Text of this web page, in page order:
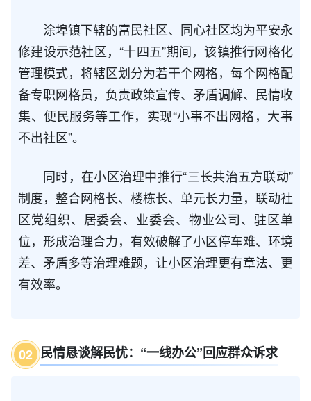
涂埠镇下辖的富民社区、同心社区均为平安永
修建设示范社区，“十四五”期间，该镇推行网格化
管理模式，将辖区划分为若干个网格，每个网格配
备专职网格员，负责政策宣传、矛盾调解、民情收
集、便民服务等工作，实现“小事不出网格，大事
不出社区”。
同时，在小区治理中推行“三长共治五方联动”
制度，整合网格长、楼栋长、单元长力量，联动社
区党组织、居委会、业委会、物业公司、驻区单
位，形成治理合力，有效破解了小区停车难、环境
差、矛盾多等治理难题，让小区治理更有章法、更
有效率。
02 民情恳谈解民忧：“一线办公”回应群众诉求